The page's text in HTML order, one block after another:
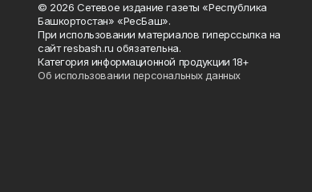
© 2026 Сетевое издание газеты «Республика
Башкортостан» «РесБаш».
При использовании материалов гиперссылка на
сайт resbash.ru обязательна.
Категория информационной продукции 18+
Об использовании персональных данных